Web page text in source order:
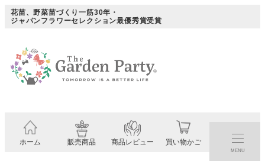
メ花苗、野菜苗づくり一筋30年・
ジャパンフラワーセレクション最優秀賞受賞
ホーム 販売商品 商品レビュー 買い物かご
MENU